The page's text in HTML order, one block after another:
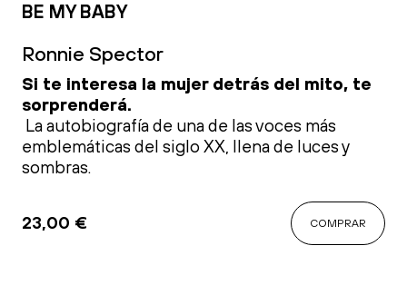
BE MY BABY
Ronnie Spector
Si te interesa la mujer detrás del mito, te
sorprenderá.
La autobiografía de una de las voces más
emblemáticas del siglo XX, llena de luces y
sombras.
23,00 € COMPRAR